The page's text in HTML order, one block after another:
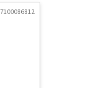
7100086812